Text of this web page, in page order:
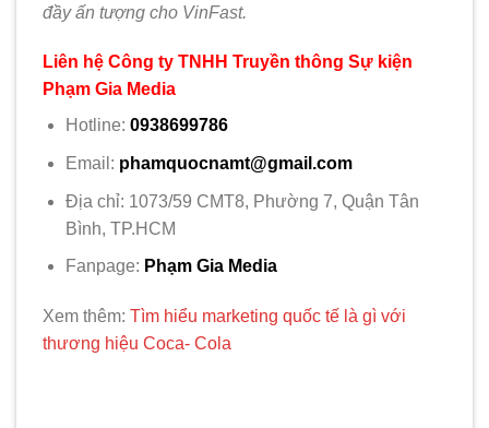
đầy ấn tượng cho VinFast.
Liên hệ Công ty TNHH Truyền thông Sự kiện
Phạm Gia Media
Hotline: 0938699786
Email: phamquocnamt@gmail.com
Địa chỉ: 1073/59 CMT8, Phường 7, Quận Tân
Bình, TP.HCM
Fanpage: Phạm Gia Media
Xem thêm: Tìm hiểu marketing quốc tế là gì với
thương hiệu Coca- Cola